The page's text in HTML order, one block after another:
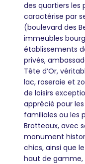
des quartiers les
caractérise par
(boulevard des
immeubles
établissements
privés,
Tête d’Or,
lac, roseraie et
de loisirs
apprécié pour
familiales ou les
Brotteaux, avec
monument
chics, ainsi que
haut de gamme,